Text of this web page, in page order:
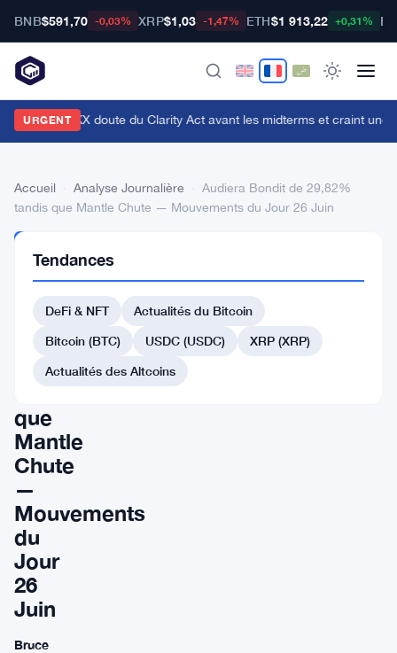
BNB$591,70 -0,03% XRP$1,03 -1,47% ETH$1 913,22 +0,31%
URGENT
cadre d'OKX doute du Clarity Act avant les midterms et craint une
Accueil Analyse Journalière
Audiera Bondit de 29,82%
tandis que Mantle Chute — Mouvements du Jour 26 Juin
JOURNALIÈRE
Bondit
29,82%
tandis
que
Mantle
Chute
—
Mouvements
du
Jour
26
Juin
Bruce
Tendances
DeFi & NFT
Actualités du Bitcoin
Bitcoin (BTC)
USDC (USDC)
XRP (XRP)
Actualités des Altcoins